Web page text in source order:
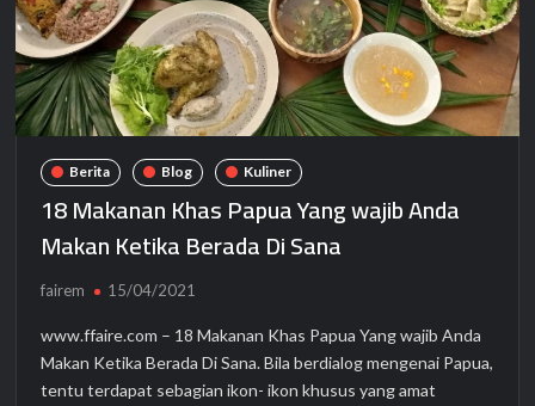
Berita Blog Kuliner
18 Makanan Khas Papua Yang wajib Anda
Makan Ketika Berada Di Sana
fairem 15/04/2021
www.ffaire.com – 18 Makanan Khas Papua Yang wajib Anda
Makan Ketika Berada Di Sana. Bila berdialog mengenai Papua,
tentu terdapat sebagian ikon- ikon khusus yang amat